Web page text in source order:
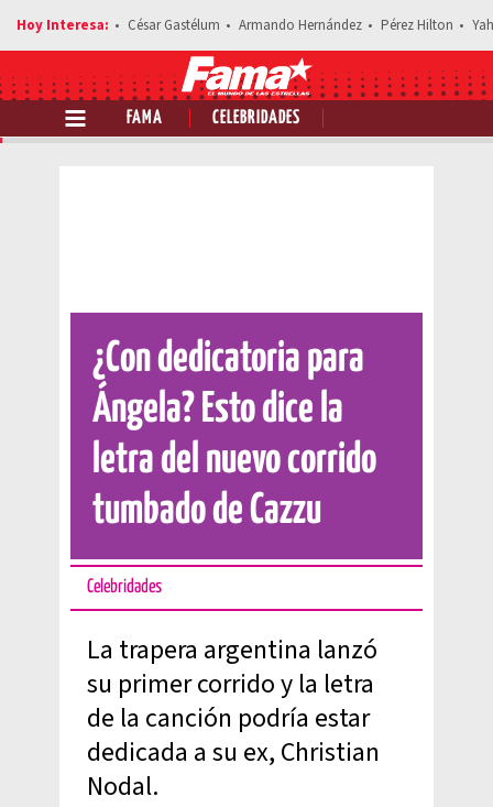
César Gastélum Armando Hernández Pérez Hilton
FAMA CELEBRIDADES
Comparte esta noticia
¿Con dedicatoria para
Ángela? Esto dice la
letra del nuevo corrido
tumbado de Cazzu
Celebridades
La trapera argentina lanzó
su primer corrido y la letra
de la canción podría estar
dedicada a su ex, Christian
Nodal.